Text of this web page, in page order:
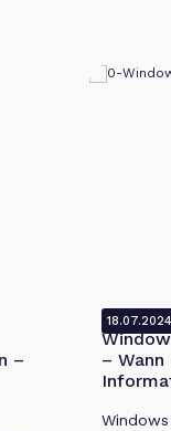
–
–